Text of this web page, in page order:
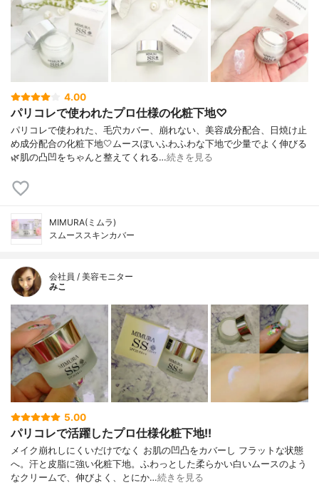
4.00
パリコレで使われたプロ仕様の化粧下地♡
パリコレで使われた、毛穴カバー、崩れない、美容成分配合、日焼け止
め成分配合の化粧下地🤍ムースぽいふわふわな下地で少量でよく伸びる
🌿肌の凸凹をちゃんと整えてくれる…続きを見る
MIMURA(ミムラ)
スムーススキンカバー
会社員 / 美容モニター
みこ
5.00
パリコレで活躍したプロ仕様化粧下地!!
メイク崩れしにくいだけでなく お肌の凹凸をカバーし フラットな状態
へ。汗と皮脂に強い化粧下地。ふわっとした柔らかい白いムースのよう
なクリームで、伸びよく、とにか…続きを見る